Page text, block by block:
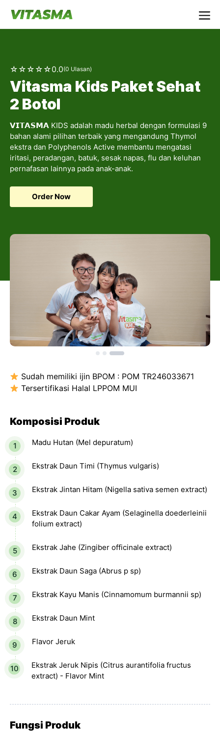
isi
☆ ☆ ☆ ☆ ☆0.0(0 Ulasan)
Vitasma Kids Paket Sehat
2 Botol
𝗩𝗜𝗧𝗔𝗦𝗠𝗔 KIDS adalah madu herbal dengan formulasi 9
bahan alami pilihan terbaik yang mengandung Thymol
ekstra dan Polyphenols Active membantu mengatasi
iritasi, peradangan, batuk, sesak napas, flu dan keluhan
pernafasan lainnya pada anak-anak.
Order Now
Sudah memiliki ijin BPOM : POM TR246033671
Tersertifikasi Halal LPPOM MUI
Komposisi Produk
Madu Hutan (Mel depuratum)
Ekstrak Daun Timi (Thymus vulgaris)
Ekstrak Jintan Hitam (Nigella sativa semen extract)
Ekstrak Daun Cakar Ayam (Selaginella doederleinii
folium extract)
Ekstrak Jahe (Zingiber officinale extract)
Ekstrak Daun Saga (Abrus p sp)
Ekstrak Kayu Manis (Cinnamomum burmannii sp)
Ekstrak Daun Mint
Flavor Jeruk
Ekstrak Jeruk Nipis (Citrus aurantifolia fructus
extract) - Flavor Mint
Fungsi Produk